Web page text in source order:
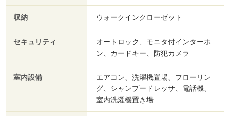
収納 ウォークインクローゼット
セキュリティ
オートロック、モニタ付インターホ
ン、カードキー、防犯カメラ
室内設備
エアコン、洗濯機置場、フローリン
グ、シャンプードレッサ、電話機、
室内洗濯機置き場